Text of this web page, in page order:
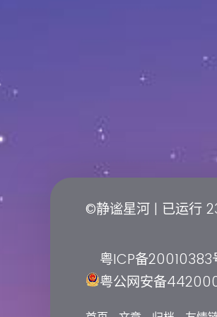
©静谧星河 | 已运行
粤ICP备20010383
粤公网安备